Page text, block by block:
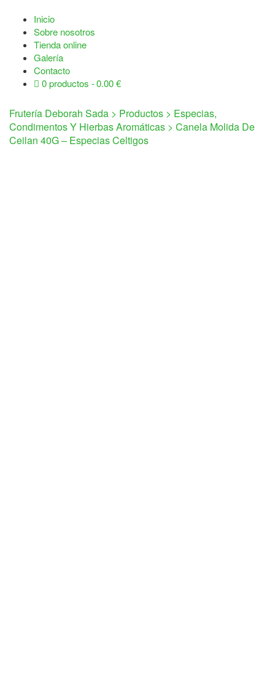
Inicio
Sobre nosotros
Tienda online
Galería
Contacto
0 productos
0.00 €
Frutería Deborah Sada > Productos > Especias,
Condimentos Y Hierbas Aromáticas > Canela Molida De
Ceilan 40G – Especias Celtigos